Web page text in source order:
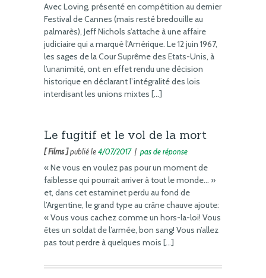
Avec Loving, présenté en compétition au dernier
Festival de Cannes (mais resté bredouille au
palmarès), Jeff Nichols s’attache à une affaire
judiciaire qui a marqué l’Amérique. Le 12 juin 1967,
les sages de la Cour Suprême des Etats-Unis, à
l’unanimité, ont en effet rendu une décision
historique en déclarant l’intégralité des lois
interdisant les unions mixtes […]
Le fugitif et le vol de la mort
[ Films ]publié le4/07/2017| pas de réponse
« Ne vous en voulez pas pour un moment de
faiblesse qui pourrait arriver à tout le monde… »
et, dans cet estaminet perdu au fond de
l’Argentine, le grand type au crâne chauve ajoute:
« Vous vous cachez comme un hors-la-loi! Vous
êtes un soldat de l’armée, bon sang! Vous n’allez
pas tout perdre à quelques mois […]